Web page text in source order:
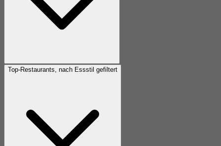
Top-Restaurants, nach Essstil gefiltert